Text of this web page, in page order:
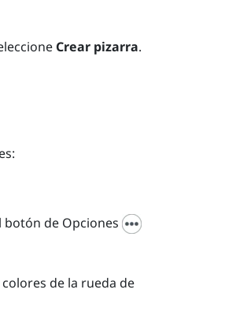
Crear pizarra.
:
botón de Opciones
de la rueda de